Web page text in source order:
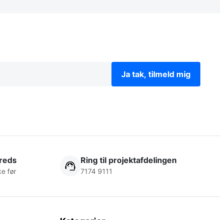
Ja tak, tilmeld mig
før
Ring til projektafdelingen
7174 9111